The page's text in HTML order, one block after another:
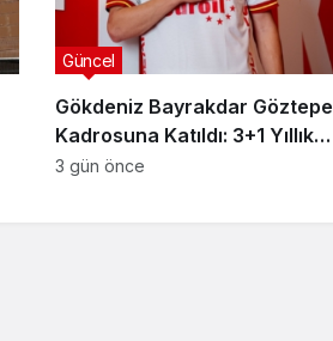
Gökdeniz Bayrakdar Göztepe
Kadrosuna Katıldı: 3+1 Yıllık
Anlaşma
Güncel
3 gün önce